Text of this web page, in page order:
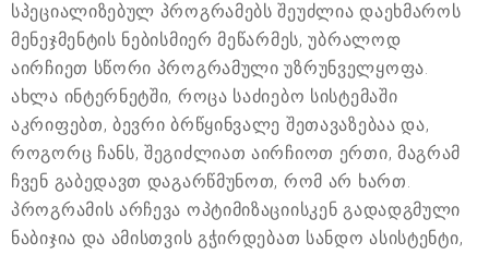
სპეციალიზებულ პროგრამებს შეუძლია დაეხმაროს
მენეჯმენტის ნებისმიერ მეწარმეს, უბრალოდ
აირჩიეთ სწორი პროგრამული უზრუნველყოფა.
ახლა ინტერნეტში, როცა საძიებო სისტემაში
აკრიფებთ, ბევრი ბრწყინვალე შეთავაზებაა და,
როგორც ჩანს, შეგიძლიათ აირჩიოთ ერთი, მაგრამ
ჩვენ გაბედავთ დაგარწმუნოთ, რომ არ ხართ.
პროგრამის არჩევა ოპტიმიზაციისკენ გადადგმული
ნაბიჯია და ამისთვის გჭირდებათ სანდო ასისტენტი,